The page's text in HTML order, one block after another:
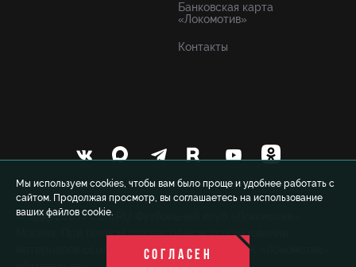
Мы используем cookies, чтобы вам было проще и удобнее работать с
сайтом. Продолжая просмотр, вы соглашаетесь на использование
ваших файлов cookie.
СОГЛАСЕН
Банковская карта
«Локомотив»
Контакты
© 1999-2026 FCLM.RU Футбольный клуб «Локомотив»
Москва. При полном или частичном использовании
материалов ссылка на официальный сайт ФК «Локомотив»